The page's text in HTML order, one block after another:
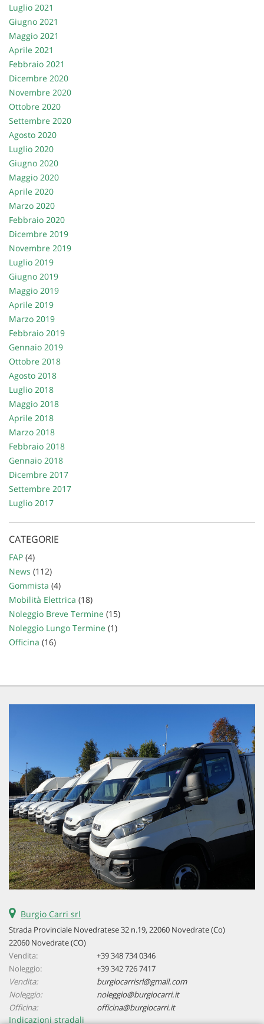
Luglio 2021
Giugno 2021
Maggio 2021
Aprile 2021
Febbraio 2021
Dicembre 2020
Novembre 2020
Ottobre 2020
Settembre 2020
Agosto 2020
Luglio 2020
Giugno 2020
Maggio 2020
Aprile 2020
Marzo 2020
Febbraio 2020
Dicembre 2019
Novembre 2019
Luglio 2019
Giugno 2019
Maggio 2019
Aprile 2019
Marzo 2019
Febbraio 2019
Gennaio 2019
Ottobre 2018
Agosto 2018
Luglio 2018
Maggio 2018
Aprile 2018
Marzo 2018
Febbraio 2018
Gennaio 2018
Dicembre 2017
Settembre 2017
Luglio 2017
CATEGORIE
FAP (4)
News (112)
Gommista (4)
Mobilità Elettrica (18)
Noleggio Breve Termine (15)
Noleggio Lungo Termine (1)
Officina (16)
Burgio Carri srl
Strada Provinciale Novedratese 32 n.19, 22060 Novedrate (Co)
22060 Novedrate (CO)
Vendita:
+39 348 734 0346
Noleggio:
+39 342 726 7417
Vendita:
burgiocarrisrl@gmail.com
Noleggio:
noleggio@burgiocarri.it
Officina:
officina@burgiocarri.it
Indicazioni stradali
Cookie necessari
Cookie delle preferenze
Cookie per il miglioramento dell'esperienza utente
Cookie analitici
Cookie di marketing
Leggi
la
cookie
Salva
le
impostazioni